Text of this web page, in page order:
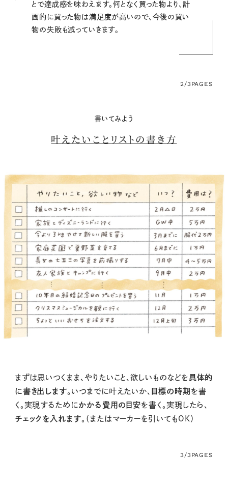
とで達成感を味わえます。何となく買った物より、計
画的に買った物は満足度が高いので、今後の買い
物の失敗も減っていきます。
2/3PAGES
書いてみよう
叶えたいことリストの書き方
まずは思いつくまま、やりたいこと、欲しいものなどを 具体的
に書き出します。いつまでに叶えたいか、 目標の時期 を書
く。実現するためにかかる費用の目安を書く。実現したら、
チェックを入れます。（またはマーカーを引いてもOK）
3/3PAGES